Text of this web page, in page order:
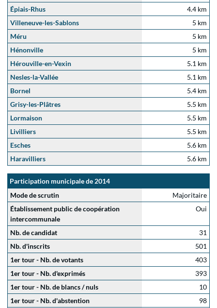
Épiais-Rhus
4.4 km
Villeneuve-les-Sablons
5 km
Méru
5 km
Hénonville
5 km
Hérouville-en-Vexin
5.1 km
Nesles-la-Vallée
5.1 km
Bornel
5.4 km
Grisy-les-Plâtres
5.5 km
Lormaison
5.5 km
Livilliers
5.5 km
Esches
5.6 km
Haravilliers
5.6 km
Participation municipale de 2014
Mode de scrutin
Majoritaire
Établissement public de coopération
intercommunale
Oui
Nb. de candidat
31
Nb. d'inscrits
501
1er tour - Nb. de votants
403
1er tour - Nb. d'exprimés
393
1er tour - Nb. de blancs / nuls
10
1er tour - Nb. d'abstention
98